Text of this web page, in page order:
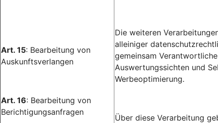
Art. 15: Bearbeitung von
Auskunftsverlangen
Art. 16: Bearbeitung von
Berichtigungsanfragen
Die weiteren
alleiniger
gemeinsam
Auswertungssichten und
Werbeoptimierung.
Über diese Verarbeitung